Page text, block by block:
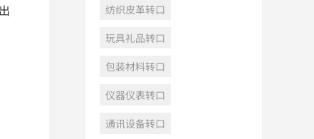
纺织皮革转口
玩具礼品转口
包装材料转口
仪器仪表转口
通讯设备转口